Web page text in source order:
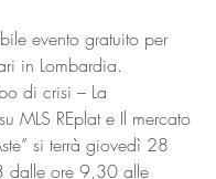
Connect
in Lombardia.
di crisi – La
MLS REplat e Il mercato
si terrà giovedì 28
dalle ore 9,30 alle